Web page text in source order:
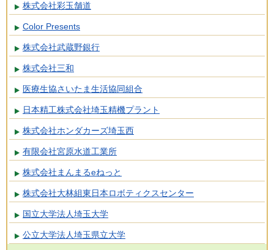
株式会社彩玉舗道
Color Presents
株式会社武蔵野銀行
株式会社三和
医療生協さいたま生活協同組合
日本精工株式会社埼玉精機プラント
株式会社ホンダカーズ埼玉西
有限会社宮原水道工業所
株式会社まんまるeねっと
株式会社大林組東日本ロボティクスセンター
国立大学法人埼玉大学
公立大学法人埼玉県立大学